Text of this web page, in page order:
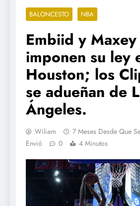
BALONCESTO NBA
Embiid y Maxey
imponen su ley
Houston; los
se adueñan de
Ángeles.
Wiliam
7 Meses Desde Que
Envió
0 4 Minutos